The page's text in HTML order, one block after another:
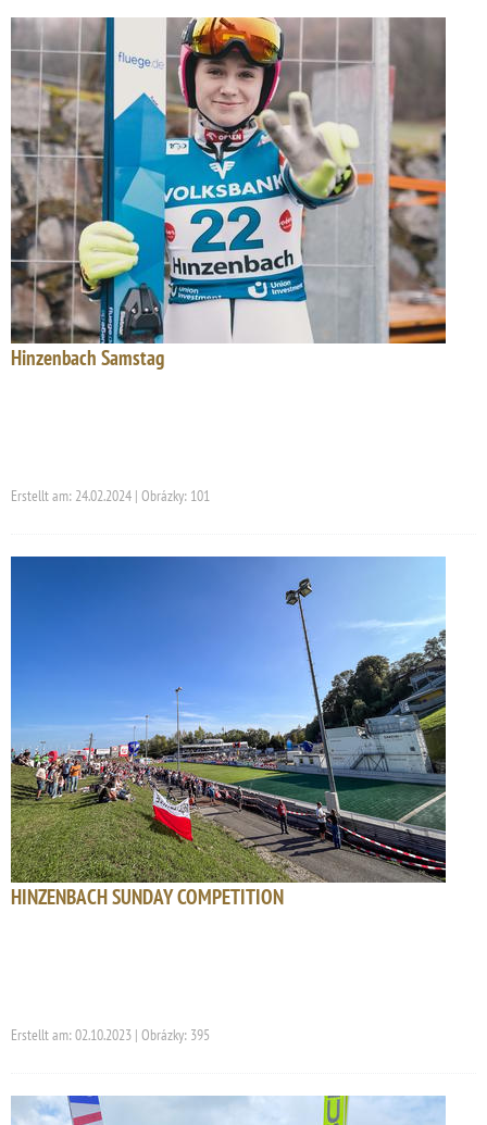
Hinzenbach Samstag
Erstellt am: 24.02.2024 | Obrázky: 101
HINZENBACH SUNDAY COMPETITION
Erstellt am: 02.10.2023 | Obrázky: 395